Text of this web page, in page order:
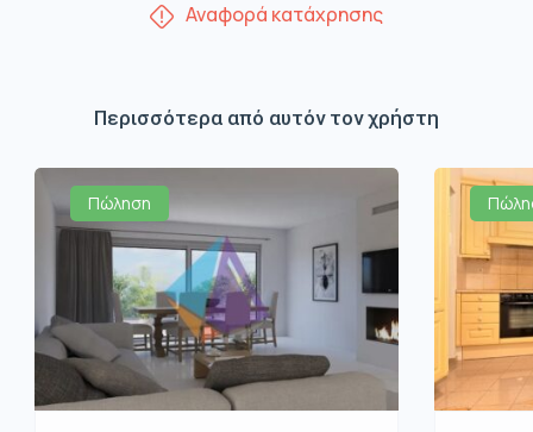
Αναφορά κατάχρησης
Περισσότερα από αυτόν τον χρήστη
Πώληση